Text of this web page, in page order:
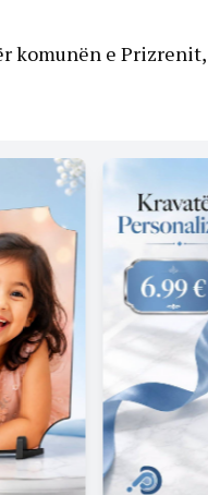
komunën e